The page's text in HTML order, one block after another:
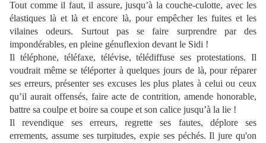
Tout comme il faut, il assure, jusqu’à la couche-culotte, avec les
élastiques là et là et encore là, pour empêcher les fuites et les
vilaines odeurs. Surtout pas se faire surprendre par des
impondérables, en pleine génuflexion devant le Sidi !
Il téléphone, téléfaxe, télévise, télédiffuse ses protestations. Il
voudrait même se téléporter à quelques jours de là, pour réparer
ses erreurs, présenter ses excuses les plus plates à celui ou ceux
qu’il aurait offensés, faire acte de contrition, amende honorable,
battre sa coulpe et boire sa coupe et son calice jusqu’à la lie !
Il revendique ses erreurs, regrette ses fautes, déplore ses
errements, assume ses turpitudes, expie ses péchés. Il jure qu'on